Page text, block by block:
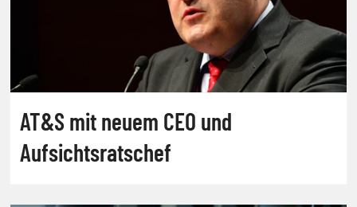
AT&S mit neuem CEO und
Aufsichtsratschef